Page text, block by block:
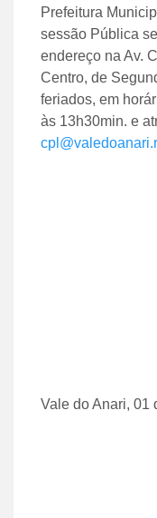
Prefeitura
sessão Pública
endereço na Av.
Centro, de
feriados, em
às 13h30min. e
Vale do Anari, 01